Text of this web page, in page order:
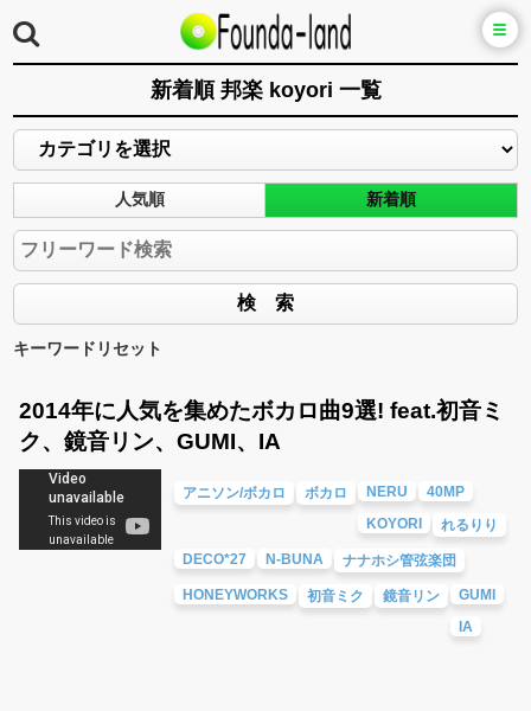
新着順 邦楽 koyori 一覧
人気順 新着順
キーワードリセット
2014年に人気を集めたボカロ曲9選! feat.初音ミ
ク、鏡音リン、GUMI、IA
アニソン/ボカロ ボカロ NERU
40MP
KOYORI
れるりり
DECO*27 N-BUNA ナナホシ管弦楽団
HONEYWORKS 初音ミク 鏡音リン
GUMI
IA